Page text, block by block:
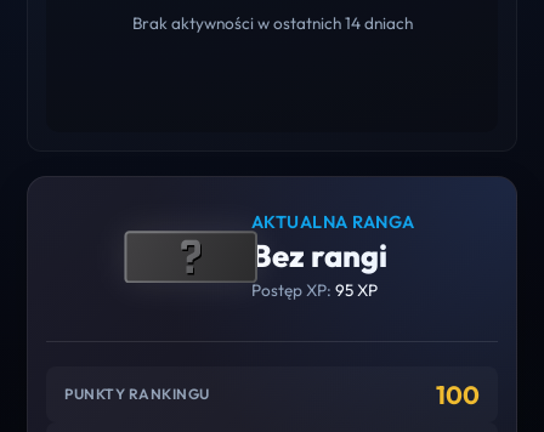
Brak aktywności w ostatnich 14 dniach
AKTUALNA RANGA
Bez rangi
Postęp XP: 95 XP
PUNKTY RANKINGU 100